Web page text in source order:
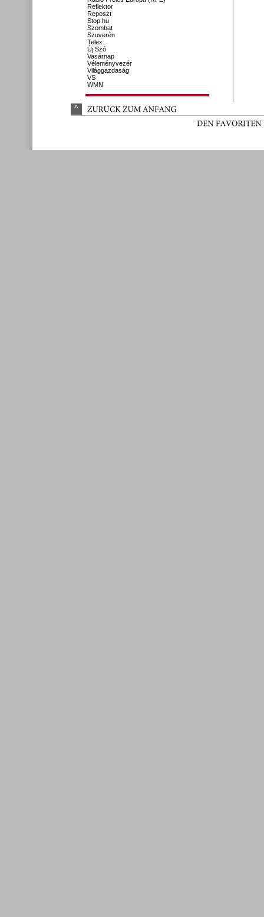
Reflektor
Reposzt
Stop.hu
Szombat
Szuverén
Telex
Új Szó
Vasárnap
Véleményvezér
Világgazdaság
VS
WMN
^ ZURÜCK ZUM ANFANG
DEN FAVORITEN